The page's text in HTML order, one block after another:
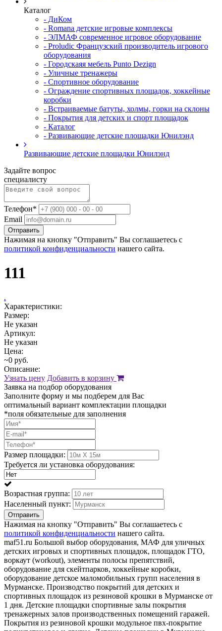
Каталог
- ДиКом
- Romana детские игровые комплексы
- ЭЛМАФ современное игровое оборудование
- Proludic Французский производитель игрового
оборудования
- Городскаяя мебель Punto Dezign
- Уличные тренажеры
- Спортивное оборудование
- Ограждение спортивных площадок, хоккейные
коробки
- Встраиваемые батуты, холмы, горки на склоны
- Покрытия для детских и спорт площадок
- Каталог
- Развивающие детские площадки Юнилэнд
Развивающие детские площадки Юнилэнд
Задайте вопрос
специалисту
Телефон*
Email
Отправить
Нажимая на кнопку "Отправить" Вы соглашаетесь с
политикой конфиденциальности нашего сайта.
111
.
Характеристики:
Размер:
Не указан
Артикул:
Не указан
Цена:
~0 руб.
Описание:
Узнать цену Добавить в корзину
Заявка на подбор оборудования
Заполните форму и мы подберем для Вас
оптимальный вариант комплектации площадки
*поля обязательные для заполнения
Размер площадки:
Требуется ли установка оборудования:
Возрастная группа:
Населенный пункт:
Отправить
Нажимая на кнопку "Отправить" Вы соглашаетесь с
политикой конфиденциальности нашего сайта.
maf51.ru Большой выбор оборудования, МАФ для уличных
детских игровых и спортивных площадок, площадок ГТО,
воркаут (workout), элементы полосы препятствий,
оборудование для скейтпарков, хоккейные коробки,
оборудование детское маломобильных групп населения в
Мурманске. Производство покрытий для детских и
спортивных площадок из резиновой крошки в Мурманске от
1 дня. Детские площадки спортивные залы покрытия
тренажерных залов производственных помещений гаражей.
Покрытия из резиновой крошки модульное пвх-покрытие